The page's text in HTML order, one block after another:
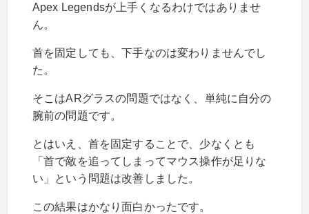
Apex Legendsが上手くなるわけではありませ
ん。
首を固定しても、下手なのは変わりませんでし
た。
そこはARグラスの問題ではなく、単純に自分の
腕前の問題です。
とはいえ、首を固定することで、少なくとも
「首で敵を追ってしまってマウス操作が足りな
い」という問題は改善しました。
この結果はかなり面白かったです。